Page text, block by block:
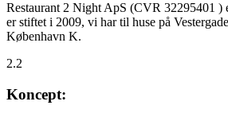
Restaurant 2 Night ApS (CVR 32295401 )
er stiftet i 2009, vi har til huse på
København K.
2.2
Koncept: